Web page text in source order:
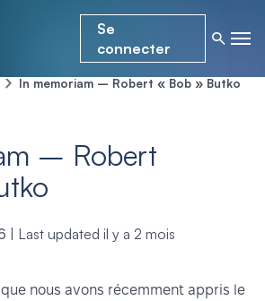
Se
connecter
In memoriam – Robert « Bob » Butko
– Robert
Last updated il y a 2 mois
nous avons récemment appris le